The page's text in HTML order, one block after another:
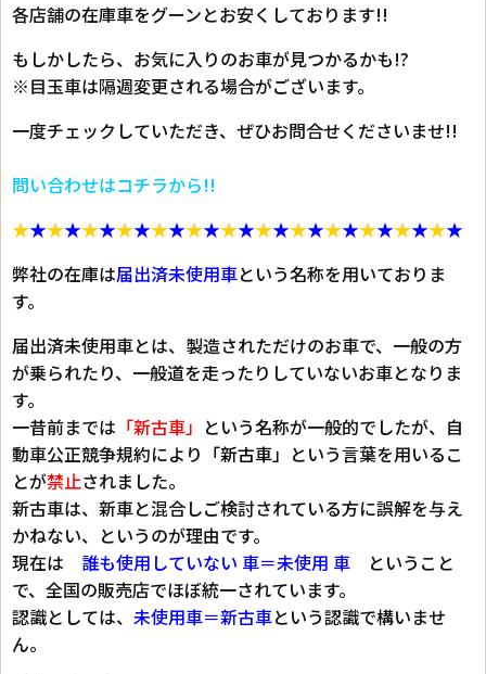
各店舗の在庫車をグーンとお安くしております!!
もしかしたら、お気に入りのお車が見つかるかも!?
※目玉車は隔週変更される場合がございます。
一度チェックしていただき、ぜひお問合せくださいませ!!
問い合わせはコチラから!!
★★★★★★★★★★★★★★★★★★★★★★★★★★
弊社の在庫は届出済未使用車という名称を用いておりま
す。
届出済未使用車とは、製造されただけのお車で、一般の方
が乗られたり、一般道を走ったりしていないお車となりま
す。
一昔前までは 「新古車」 という名称が一般的でしたが、自
動車公正競争規約により 「新古車」 という言葉を用いるこ
とが禁止されました。
新古車は、新車と混合しご検討されている方に誤解を与え
かねない、というのが理由です。
現在は 誰も使用していない 車＝未使用 車 ということ
で、全国の販売店でほぼ統一されています。
認識としては、 未使用車＝新古車という認識で構いませ
ん。